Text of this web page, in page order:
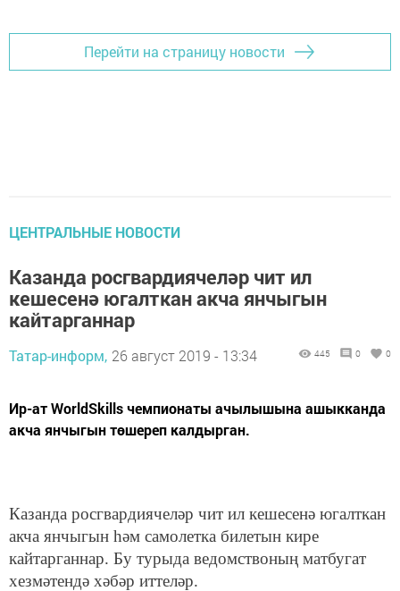
Перейти на страницу новости
ЦЕНТРАЛЬНЫЕ НОВОСТИ
Казанда росгвардиячеләр чит ил
кешесенә югалткан акча янчыгын
кайтарганнар
Татар-информ, 26 август 2019 - 13:34 445 0 0
Ир-ат WorldSkills чемпионаты ачылышына ашыкканда
акча янчыгын төшереп калдырган.
Казанда росгвардиячеләр чит ил кешесенә югалткан
акча янчыгын һәм самолетка билетын кире
кайтарганнар. Бу турыда ведомствоның матбугат
хезмәтендә хәбәр иттеләр.